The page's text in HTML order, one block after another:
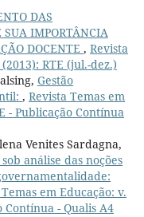
DAS
SUA IMPORTÂNCIA
DOCENTE , Revista
RTE (jul.-dez.)
Gestão
, Revista Temas em
- Publicação Contínua
Venites Sardagna,
análise das noções
em Educação: v.
Contínua - Qualis A4